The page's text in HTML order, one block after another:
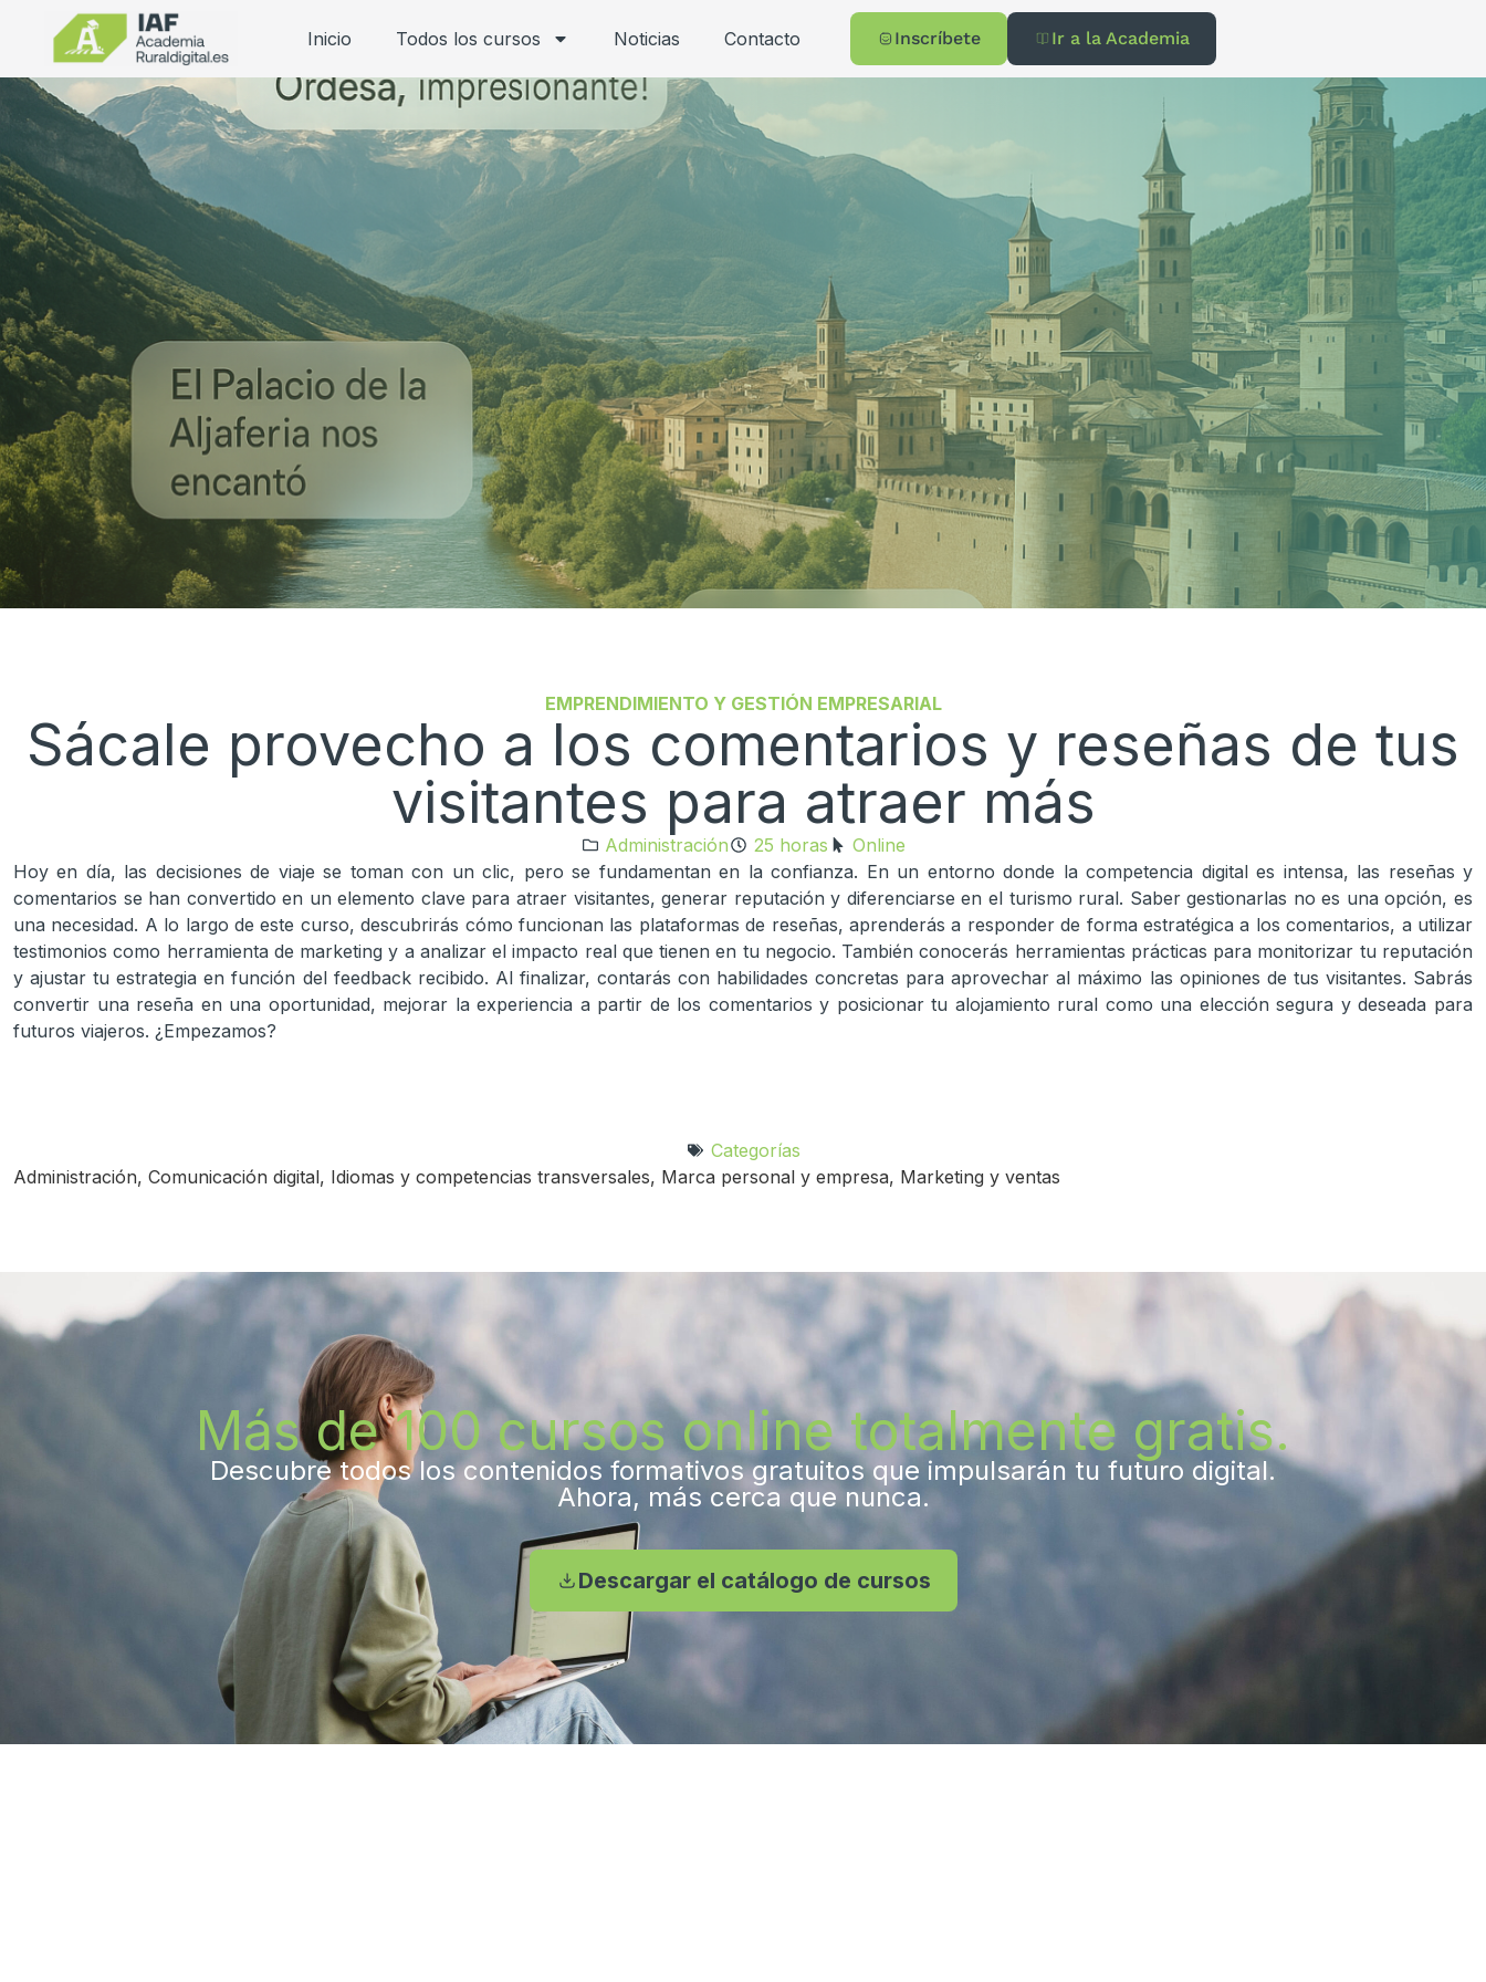
Inicio Todos los cursos Noticias Contacto Inscríbete Ir a la Academia
EMPRENDIMIENTO Y GESTIÓN EMPRESARIAL
Sácale provecho a los comentarios y reseñas de tus
visitantes para atraer más
Administración 25 horas
Online
Hoy en día, las decisiones de viaje se toman con un clic, pero se fundamentan en la confianza. En un entorno donde la competencia digital es intensa, las reseñas y
comentarios se han convertido en un elemento clave para atraer visitantes, generar reputación y diferenciarse en el turismo rural. Saber gestionarlas no es una opción, es
una necesidad. A lo largo de este curso, descubrirás cómo funcionan las plataformas de reseñas, aprenderás a responder de forma estratégica a los comentarios, a utilizar
testimonios como herramienta de marketing y a analizar el impacto real que tienen en tu negocio. También conocerás herramientas prácticas para monitorizar tu reputación
y ajustar tu estrategia en función del feedback recibido. Al finalizar, contarás con habilidades concretas para aprovechar al máximo las opiniones de tus visitantes. Sabrás
convertir una reseña en una oportunidad, mejorar la experiencia a partir de los comentarios y posicionar tu alojamiento rural como una elección segura y deseada para
futuros viajeros. ¿Empezamos?
Categorías
Administración, Comunicación digital, Idiomas y competencias transversales, Marca personal y empresa, Marketing y ventas
Más de 100 cursos online totalmente gratis.
Descubre todos los contenidos formativos gratuitos que impulsarán tu futuro digital.
Ahora, más cerca que nunca.
Descargar el catálogo de cursos